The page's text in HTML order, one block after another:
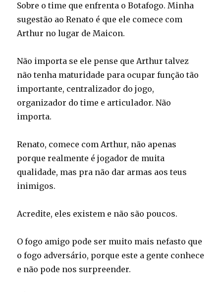
Sobre o time que enfrenta o Botafogo. Minha
sugestão ao Renato é que ele comece com
Arthur no lugar de Maicon.
Não importa se ele pense que Arthur talvez
não tenha maturidade para ocupar função tão
importante, centralizador do jogo,
organizador do time e articulador. Não
importa.
Renato, comece com Arthur, não apenas
porque realmente é jogador de muita
qualidade, mas pra não dar armas aos teus
inimigos.
Acredite, eles existem e não são poucos.
O fogo amigo pode ser muito mais nefasto que
o fogo adversário, porque este a gente conhece
e não pode nos surpreender.